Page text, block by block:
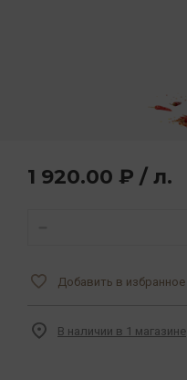
1 920.00 ₽ / л.
Добавить в избранное
В наличии в 1 магазине